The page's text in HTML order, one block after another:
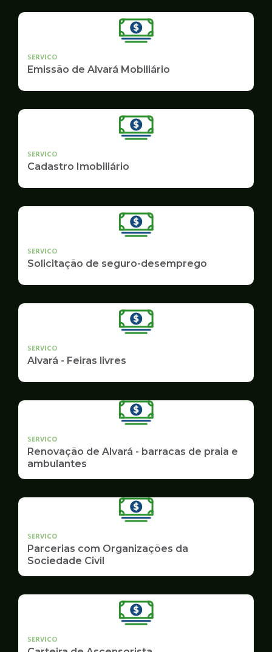
SERVICO
Emissão de Alvará Mobiliário
SERVICO
Cadastro Imobiliário
SERVICO
Solicitação de seguro-desemprego
SERVICO
Alvará - Feiras livres
SERVICO
Renovação de Alvará - barracas de praia e
ambulantes
SERVICO
Parcerias com Organizações da
Sociedade Civil
SERVICO